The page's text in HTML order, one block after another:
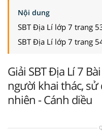
Nội dung
SBT Địa Lí lớp 7 trang
SBT Địa Lí lớp 7 trang
Giải SBT Địa Lí 7
người khai thác, sử
nhiên - Cánh diều